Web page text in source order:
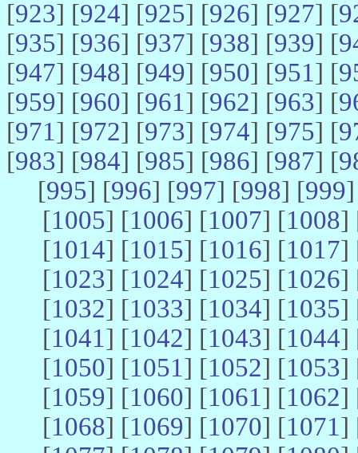
[923] [924] [925] [926] [927] [
[935] [936] [937] [938] [939] [
[947] [948] [949] [950] [951] [
[959] [960] [961] [962] [963] [
[971] [972] [973] [974] [975] [
[983] [984] [985] [986] [987] [
[995] [996] [997] [998] [999
[1005] [1006] [1007] [1008]
[1014] [1015] [1016] [1017]
[1023] [1024] [1025] [1026]
[1032] [1033] [1034] [1035]
[1041] [1042] [1043] [1044]
[1050] [1051] [1052] [1053]
[1059] [1060] [1061] [1062]
[1068] [1069] [1070] [1071]